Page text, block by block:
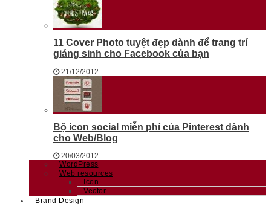
11 Cover Photo tuyệt đẹp dành để trang trí
giáng sinh cho Facebook của bạn
21/12/2012
Bộ icon social miễn phí của Pinterest dành
cho Web/Blog
20/03/2012
WordPress
Web resources
Icon
Vector
Brand Design